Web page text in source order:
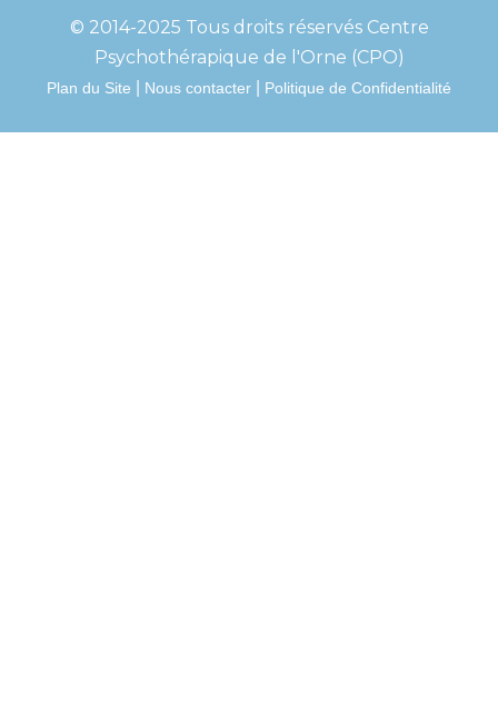
© 2014-2025 Tous droits réservés Centre
Psychothérapique de l'Orne (CPO)
Plan du Site Nous contacter Politique de Confidentialité